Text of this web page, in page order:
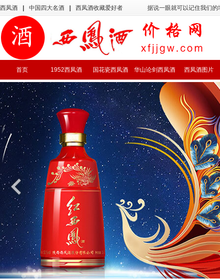
西凤酒 中国四大名酒 西凤酒收藏爱好者 据说一眼就可以记住我们
首页 1952西凤酒 国花瓷西凤酒 华山论剑西凤酒 西凤酒图片